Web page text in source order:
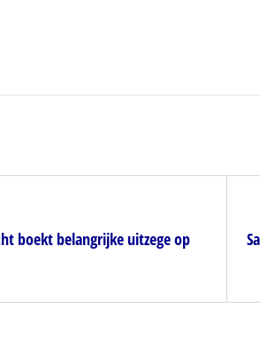
boekt belangrijke uitzege op